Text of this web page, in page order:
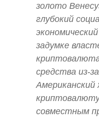
золото
глубокий
задумке
средства из-
Американский
совместным